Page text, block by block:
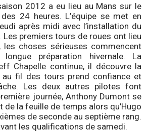
2012 a eu lieu au Mans sur le
24 heures. L’équipe se met en
après midi avec l’installation du
Les premiers tours de roues ont lieu
les choses sérieuses commencent
préparation hivernale. La
Chapelle continue, il découvre la
fil des tours prend confiance et
Les deux autres pilotes font
journée, Anthony Dumont se
de la feuille de temps alors qu’Hugo
de seconde au septième rang.
les qualifications de samedi.